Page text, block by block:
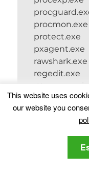
procmon.exe
protect.exe
pxagent.exe
rawshark.exe
regedit.exe
Sb_veb.akse
sagui.exe
savmain.exe
This website uses
our website you